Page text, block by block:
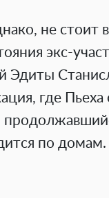
не стоит
экс-
Эдиты
где
по домам.